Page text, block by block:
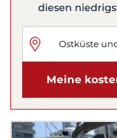
diesen
Meine